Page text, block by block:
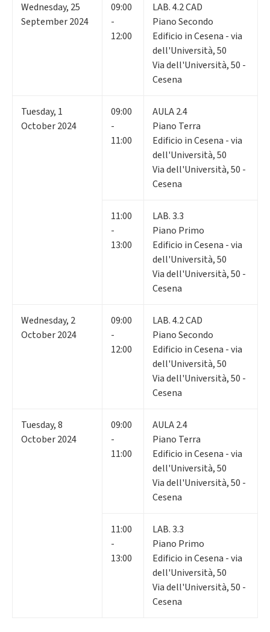
Wednesday, 25
September 2024
09:00
-
12:00
LAB. 4.2 CAD
Piano Secondo
Edificio in Cesena - via
dell'Università, 50
Via dell'Università, 50 -
Cesena
Tuesday, 1
October 2024
09:00
-
11:00
AULA 2.4
Piano Terra
Edificio in Cesena - via
dell'Università, 50
Via dell'Università, 50 -
Cesena
11:00
-
13:00
LAB. 3.3
Piano Primo
Edificio in Cesena - via
dell'Università, 50
Via dell'Università, 50 -
Cesena
Wednesday, 2
October 2024
09:00
-
12:00
LAB. 4.2 CAD
Piano Secondo
Edificio in Cesena - via
dell'Università, 50
Via dell'Università, 50 -
Cesena
Tuesday,8
October 2024
09:00
-
11:00
AULA 2.4
Piano Terra
Edificio in Cesena - via
dell'Università, 50
Via dell'Università, 50 -
Cesena
11:00
-
13:00
LAB. 3.3
Piano Primo
Edificio in Cesena - via
dell'Università, 50
Via dell'Università, 50 -
Cesena